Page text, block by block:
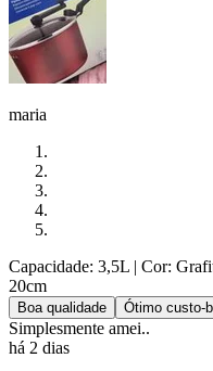
maria
Capacidade: 3,5L | Cor:
20cm
Boa qualidade Ótimo custo-
Simplesmente amei..
há 2 dias